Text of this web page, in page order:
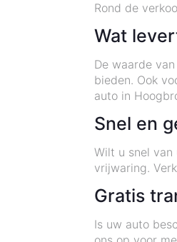
Rond de
Wat
De waarde
bieden. Ook
auto in
Snel en
Wilt u snel
vrijwaring.
Gratis
Is uw auto